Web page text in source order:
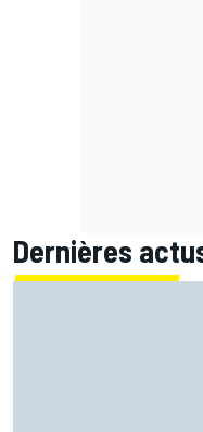
Dernières